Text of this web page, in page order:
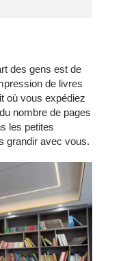
des gens est de
de livres
où vous expédiez
nombre de pages
les petites
grandir avec vous.